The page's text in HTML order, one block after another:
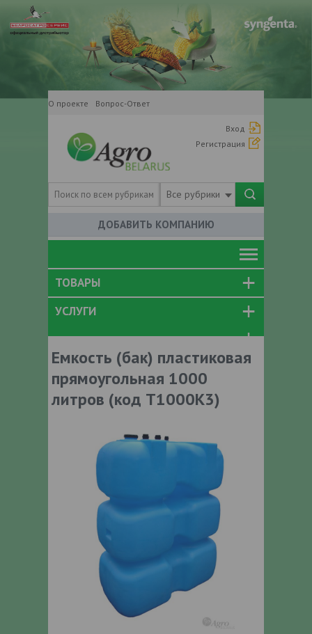
О проекте Вопрос-Ответ
Вход
Регистрация
Все рубрики
ДОБАВИТЬ КОМПАНИЮ
ТОВАРЫ
УСЛУГИ
Емкость (бак) пластиковая
прямоугольная 1000
литров (код Т1000К3)